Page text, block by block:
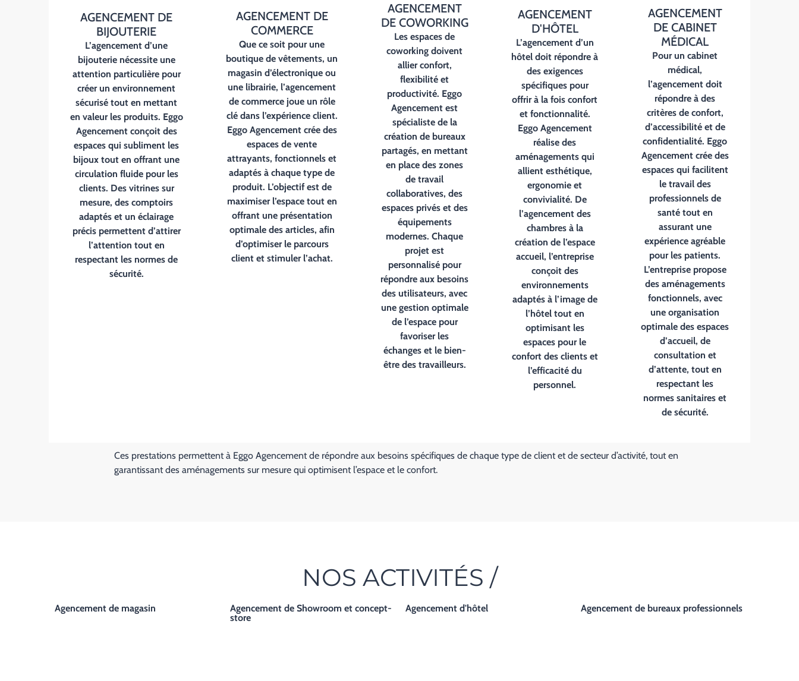
AGENCEMENT DE
BIJOUTERIE
L’agencement d’une
bijouterienécessite une
attention particulière pour
créer un environnement
sécurisé tout en mettant
en valeur les produits. Eggo
Agencement conçoit des
espaces qui subliment les
bijoux tout en offrant une
circulation fluide pour les
clients. Des vitrines sur
mesure, des comptoirs
adaptés et un éclairage
précis permettent d’attirer
l’attention tout en
respectant les normes de
sécurité.
AGENCEMENT DE
COMMERCE
Que ce soit pour une
boutique de vêtements, un
magasin d’électronique ou
une librairie, l’agencement
de commercejoue un rôle
clé dans l’expérience client.
Eggo Agencement crée des
espaces de vente
attrayants, fonctionnels et
adaptés à chaque type de
produit. L’objectif est de
maximiser l’espace tout en
offrant une présentation
optimale des articles, afin
d’optimiser le parcours
client et stimuler l’achat.
AGENCEMENT
DE COWORKING
Lesespaces de
coworking doivent
allier confort,
flexibilité et
productivité. Eggo
Agencement est
spécialiste de la
création de bureaux
partagés, en mettant
en place des zones
de travail
collaboratives, des
espaces privés et des
équipements
modernes. Chaque
projet est
personnalisé pour
répondre aux besoins
des utilisateurs, avec
une gestion optimale
de l’espace pour
favoriser les
échanges et le bien-
être des travailleurs.
AGENCEMENT
D'HÔTEL
L’agencement d’un
hôtel doit répondre à
des exigences
spécifiques pour
offrir à la fois confort
et fonctionnalité.
Eggo Agencement
réalise des
aménagements qui
allient esthétique,
ergonomie et
convivialité. De
l’agencement des
chambres à la
création de l’espace
accueil, l’entreprise
conçoit des
environnements
adaptés à l’image de
l’hôtel tout en
optimisant les
espaces pour le
confort des clients et
l’efficacité du
personnel.
AGENCEMENT
DE CABINET
MÉDICAL
Pour uncabinet
médical,
l’agencement doit
répondre à des
critères de confort,
d’accessibilité et de
confidentialité. Eggo
Agencement crée des
espaces qui facilitent
le travail des
professionnels de
santé tout en
assurant une
expérience agréable
pour les patients.
L’entreprise propose
des aménagements
fonctionnels, avec
une organisation
optimale des espaces
d’accueil, de
consultation et
d’attente, tout en
respectant les
normes sanitaires et
de sécurité.
Ces prestations permettent à Eggo Agencement de répondre aux besoins spécifiques de chaque type de client et de secteur d’activité, tout en
garantissant des aménagements sur mesure qui optimisent l’espace et le confort.
NOS ACTIVITÉS /
Agencement de magasin
Agencement de Showroom et concept-
store
Agencement d'hôtel Agencement de bureaux professionnels